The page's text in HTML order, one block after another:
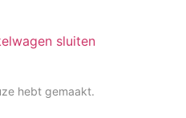
sluiten
hebt gemaakt.